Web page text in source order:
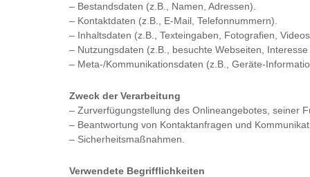
– Bestandsdaten (z.B., Namen, Adressen).
– Kontaktdaten (z.B., E-Mail, Telefonnummern).
– Inhaltsdaten (z.B., Texteingaben, Fotografien,
– Nutzungsdaten (z.B., besuchte Webseiten,
– Meta-/Kommunikationsdaten (z.B., Geräte-
Zweck der Verarbeitung
– Zurverfügungstellung des Onlineangebotes, seiner
– Beantwortung von Kontaktanfragen und
– Sicherheitsmaßnahmen.
Verwendete Begrifflichkeiten